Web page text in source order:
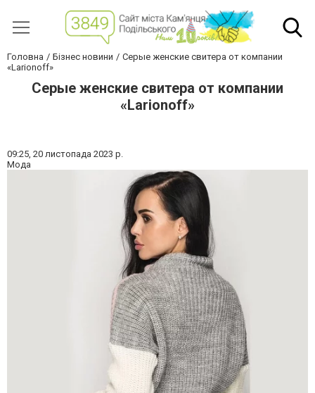
Головна Бізнес новини
Серые женские свитера от компании
«Larionoff»
Серые женские свитера от компании
«Larionoff»
09:25, 20 листопада 2023 р.
Мода